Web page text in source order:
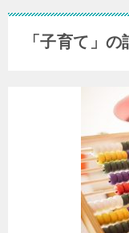
「子育て」